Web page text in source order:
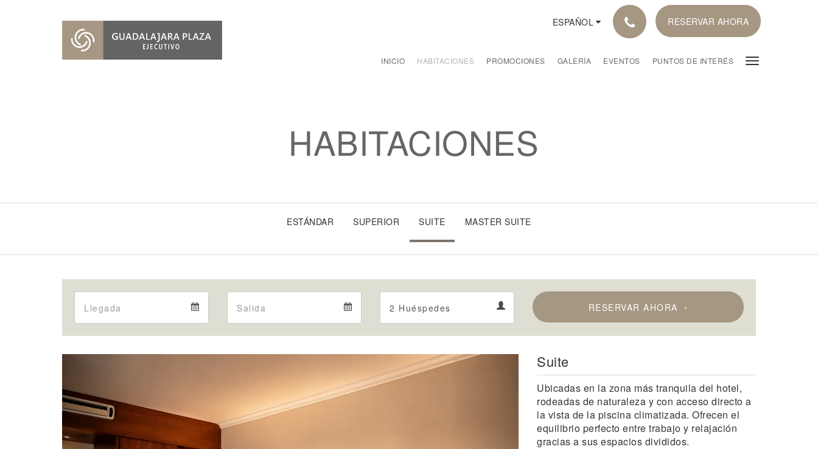
ESPAÑOL RESERVAR AHORA
INICIO HABITACIONES PROMOCIONES GALERÍA EVENTOS PUNTOS DE INTERÉS
HABITACIONES
ESTÁNDAR SUPERIOR SUITE MASTER SUITE
RESERVAR AHORA
Suite
Ubicadas en la zona más tranquila del hotel,
rodeadas de naturaleza y con acceso directo a
la vista de la piscina climatizada. Ofrecen el
equilibrio perfecto entre trabajo y relajación
gracias a sus espacios divididos.